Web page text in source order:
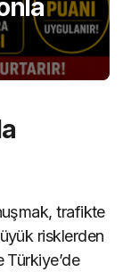
trafikte
risklerden